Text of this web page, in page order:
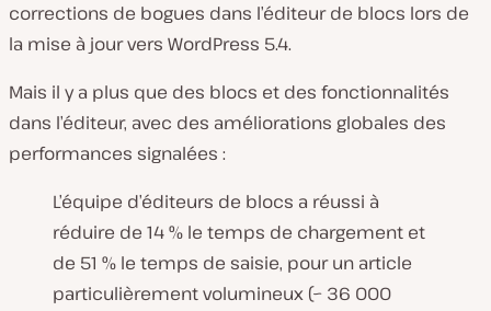
corrections de bogues dans l’éditeur de blocs lors de
la mise à jour vers WordPress 5.4.
Mais il y a plus que des blocs et des fonctionnalités
dans l’éditeur, avec des améliorations globales des
performances signalées :
L’équipe d’éditeurs de blocs a réussi à
réduire de 14 % le temps de chargement et
de 51 % le temps de saisie, pour un article
particulièrement volumineux (~ 36 000